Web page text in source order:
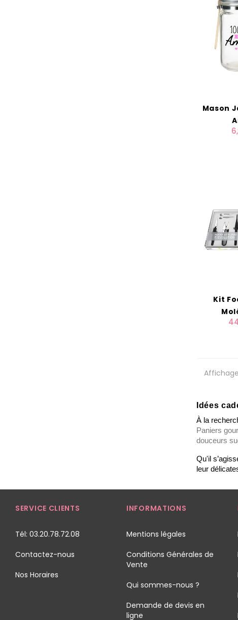
Mason
Kit
Idées
À la
Paniers
douceurs
Qu'il
leur
SERVICE CLIENTS
Tél: 03.20.78.72.08
Contactez-nous
Nos Horaires
INFORMATIONS
Mentions légales
Conditions Générales de
Vente
Qui sommes-nous ?
Demande de devis en
ligne